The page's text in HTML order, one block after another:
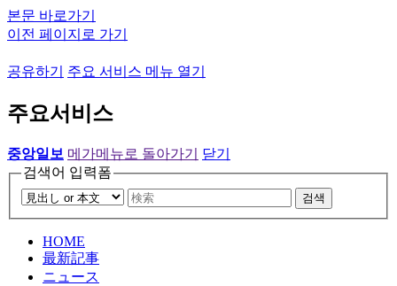
본문 바로가기
이전 페이지로 가기
공유하기 주요 서비스 메뉴 열기
주요서비스
중앙일보 메가메뉴로 돌아가기
닫기
검색어 입력폼
검색
HOME
最新記事
ニュース